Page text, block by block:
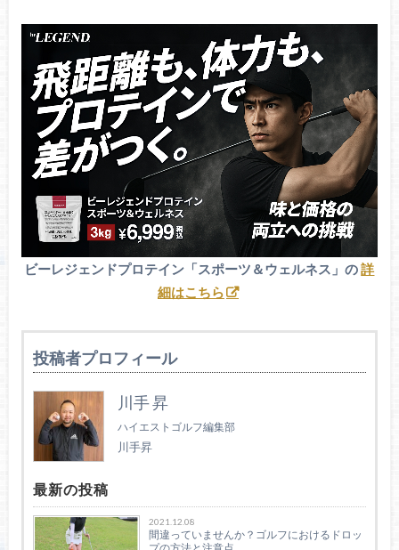
ビーレジェンドプロテイン「スポーツ＆ウェルネス」の詳
細はこちら
投稿者プロフィール
川手 昇
ハイエストゴルフ編集部
川手昇
最新の投稿
2021.12.08
間違っていませんか？ゴルフにおけるドロッ